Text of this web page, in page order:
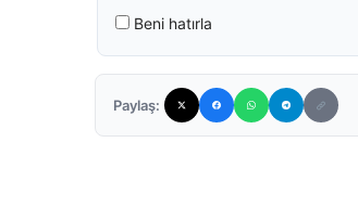
Beni hatırla
Paylaş: